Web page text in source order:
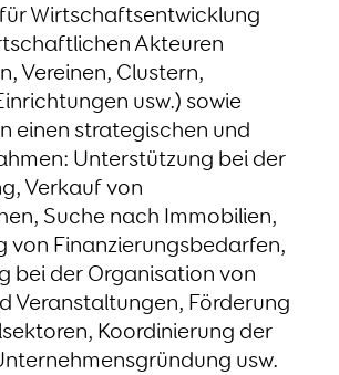
Wirtschaftsentwicklung
Akteuren
Vereinen, Clustern,
usw.) sowie
einen strategischen und
Unterstützung bei der
Verkauf von
Suche nach Immobilien,
von Finanzierungsbedarfen,
bei der Organisation von
Veranstaltungen, Förderung
Koordinierung der
usw.